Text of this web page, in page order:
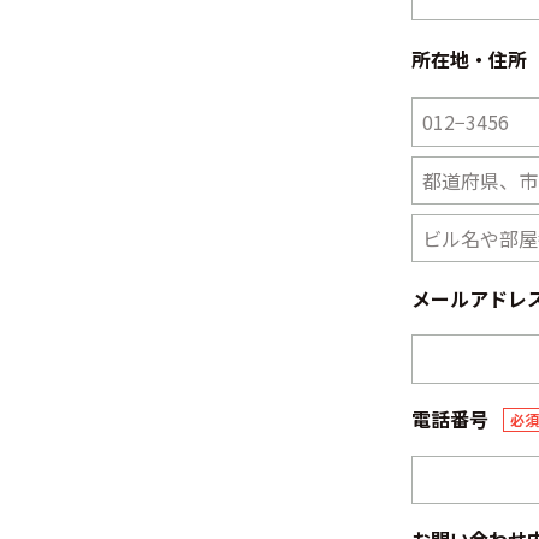
所在地・住所
メールアドレ
電話番号 必須